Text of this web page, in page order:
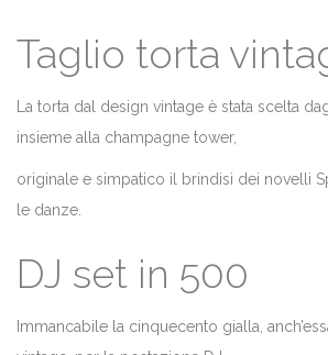
Taglio torta
La torta dal design vintage è stata scelta
insieme alla champagne tower,
originale e simpatico il brindisi dei novelli
le danze.
DJ set in 500
Immancabile la cinquecento gialla,